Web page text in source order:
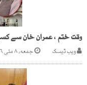
وقت ختم ، عمران خان سے
ویب ڈیسک جمعه, ۸ مئی ۲۰۲۶